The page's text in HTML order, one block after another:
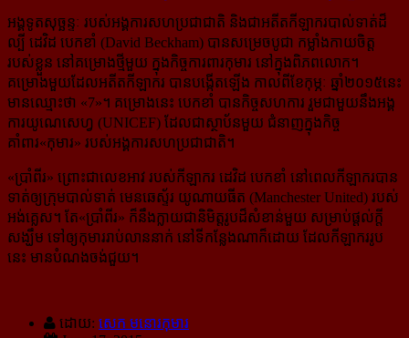
អង្គទូតសុច្ឆន្ទៈ របស់អង្គការសហប្រជាជាតិ និងជាអតីតកីឡាករ​បាល់ទាត់ដ៏
ល្បី ដេវិដ បេកខាំ (David Beck­ham) បានសម្រេចបូជា កម្លាំងកាយចិត្ត
របស់ខ្លួន នៅគម្រោងថ្មីមួយ ក្នុងកិច្ចការពារកុមារ នៅក្នុង​ពិភពលោក។
គម្រោងមួយដែលអតីតកីឡាករ បានបង្កើតឡើង កាលពីខែកុម្ភៈ ឆ្នាំ២០១៥នេះ
មានឈ្មោះថា «7»។ គម្រោង​នេះ បេកខាំ បានកិច្ចសហការ រួមជាមួយនឹងអង្គ
ការយូណេសេហ្វ (UNICEF) ដែលជាស្ថាប័នមួយ ជំនាញ​ក្នុង​កិច្ច
គាំពារ«កុមារ» របស់អង្គការសហប្រជាជាតិ។
«ប្រាំពីរ» ព្រោះជាលេខអាវ របស់កីឡាករ ដេវិដ បេកខាំ នៅពេលកីឡាករបាន
ទាត់ឲ្យក្រុមបាល់ទាត់ មេនឆេស្ទ័រ យូណាយធីត (Manches­ter United) របស់
អង់គ្លេស។ តែ«ប្រាំពីរ» ក៏នឹងក្លាយជានិមិត្តរូបដ៏សំខាន់មួយ សម្រាប់​ផ្ដល់ក្ដី
សង្ឃឹម ទៅឲ្យកុមាររាប់លាននាក់ នៅទីកន្លែងណាក៏ដោយ ដែលកីឡាកររូប
នេះ មាន​បំណង​ចង់​ជួយ។
ដោយ: សេក មនោរកុមារ